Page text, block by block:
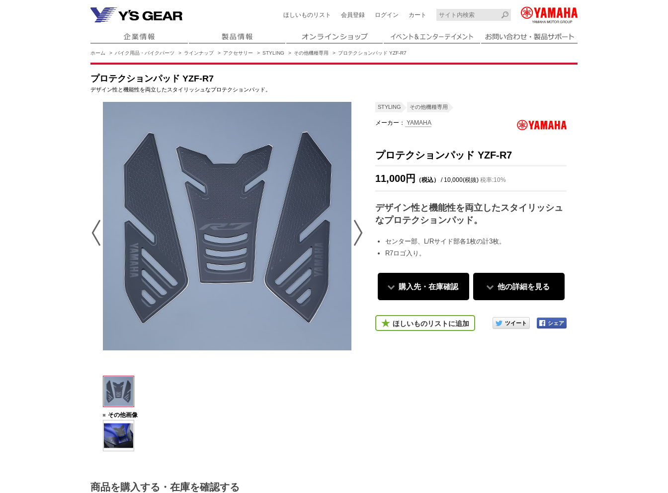
ほしいもの リスト 会員登録 ログイン カート
ホーム バイク用品・バイクパーツ ラインナップ アクセサリー STYLING その他機種専用 プロテクションパッド YZF-R7
プロテクションパッド YZF-R7
デザイン性と機能性を両立したスタイリッシュなプロテクションパッド。
STYLING その他機種専用
メーカー： YAMAHA
プロテクションパッド YZF-R7
11,000円 （税込） / 10,000(税抜) 税率:10%
デザイン性と機能性を両立したスタイリッシュ
なプロテクションパッド。
センター部、L/Rサイド部各1枚の計3枚。
R7ロゴ入り。
購入先・在庫確認 他の詳細を見る
ほしいものリストに追加
このアイテムをシェアする
その他画像
商品を購入する・在庫を確認する